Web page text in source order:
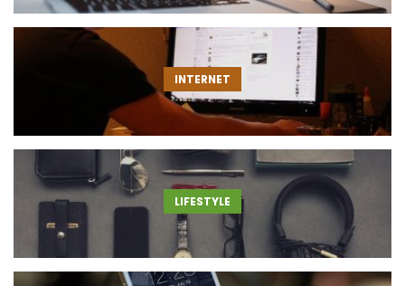
INTERNET
LIFESTYLE